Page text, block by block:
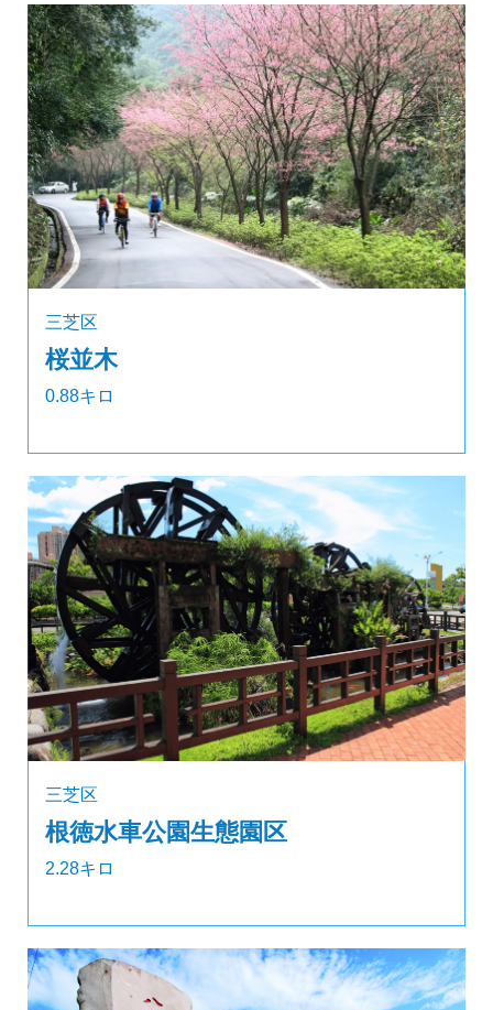
三芝区
桜並木
0.88キロ
三芝区
根徳水車公園生態園区
2.28キロ